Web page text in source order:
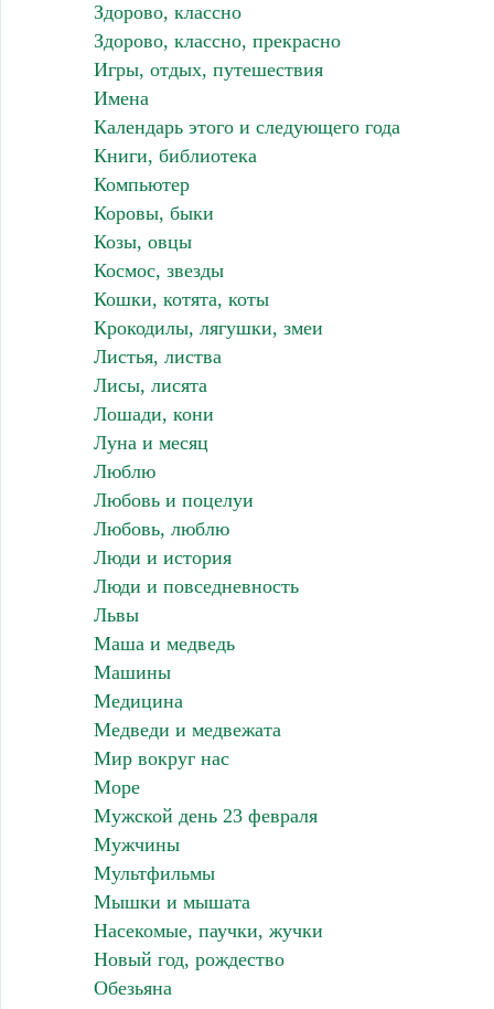
Здорово, классно
Здорово, классно, прекрасно
Игры, отдых, путешествия
Имена
Календарь этого и следующего года
Книги, библиотека
Компьютер
Коровы, быки
Козы, овцы
Космос, звезды
Кошки, котята, коты
Крокодилы, лягушки, змеи
Листья, листва
Лисы, лисята
Лошади, кони
Луна и месяц
Люблю
Любовь и поцелуи
Любовь, люблю
Люди и история
Люди и повседневность
Львы
Маша и медведь
Машины
Медицина
Медведи и медвежата
Мир вокруг нас
Море
Мужской день 23 февраля
Мужчины
Мультфильмы
Мышки и мышата
Насекомые, паучки, жучки
Новый год, рождество
Обезьяна